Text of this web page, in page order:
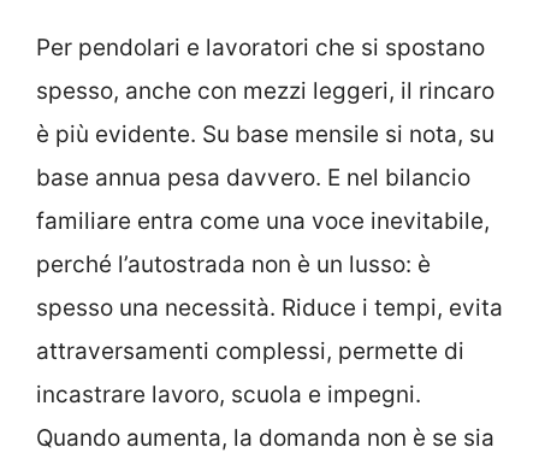
Per pendolari e lavoratori che si spostano
spesso, anche con mezzi leggeri, il rincaro
è più evidente. Su base mensile si nota, su
base annua pesa davvero. E nel bilancio
familiare entra come una voce inevitabile,
perché l’autostrada non è un lusso: è
spesso una necessità. Riduce i tempi, evita
attraversamenti complessi, permette di
incastrare lavoro, scuola e impegni.
Quando aumenta, la domanda non è se sia